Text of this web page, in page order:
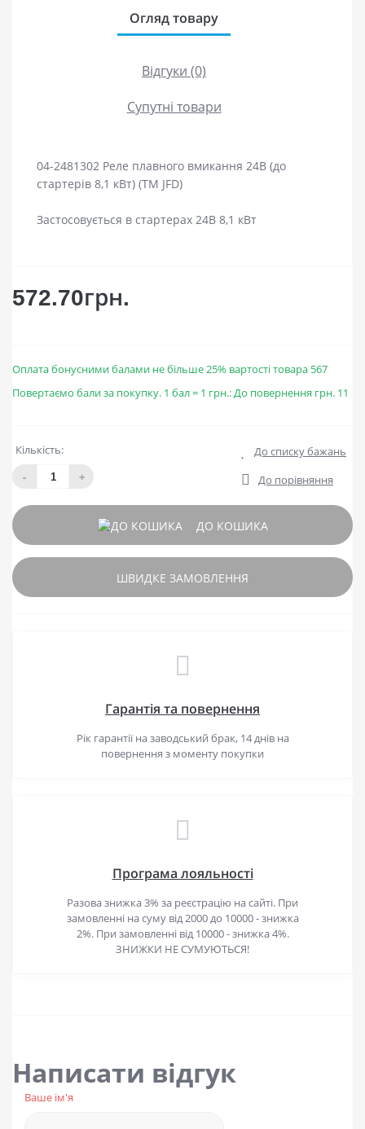
Огляд товару
Відгуки (0)
Супутні товари
04-2481302 Реле плавного вмикання 24В (до
стартерів 8,1 кВт) (ТМ JFD)
Застосовується в стартерах 24В 8,1 кВт
572.70грн.
Оплата бонусними балами не більше 25% вартості товара 567
Повертаємо бали за покупку. 1 бал = 1 грн.: До повернення грн. 11
Кількість:
-
+
До списку бажань
До порівняння
ДО КОШИКА
ШВИДКЕ ЗАМОВЛЕННЯ
Гарантія та повернення
Рік гарантії на заводський брак, 14 днів на
повернення з моменту покупки
Програма лояльності
Разова знижка 3% за реєстрацію на сайті. При
замовленні на суму від 2000 до 10000 - знижка
2%. При замовленні від 10000 - знижка 4%.
ЗНИЖКИ НЕ СУМУЮТЬСЯ!
Написати відгук
Ваше ім'я